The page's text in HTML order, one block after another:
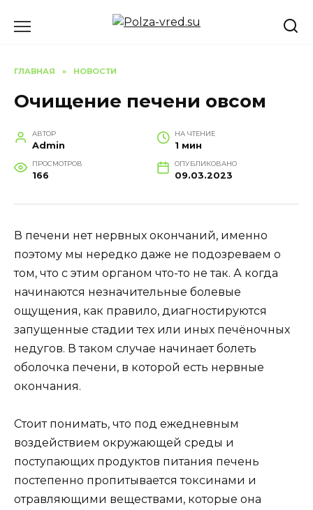
ГЛАВНАЯ » НОВОСТИ
Очищение печени овсом
АВТОР
Admin
НА ЧТЕНИЕ
1 мин
ПРОСМОТРОВ
166
ОПУБЛИКОВАНО
09.03.2023
В печени нет нервных окончаний, именно
поэтому мы нередко даже не подозреваем о
том, что с этим органом что-то не так. А когда
начинаются незначительные болевые
ощущения, как правило, диагностируются
запущенные стадии тех или иных печёночных
недугов. В таком случае начинает болеть
оболочка печени, в которой есть нервные
окончания.
Стоит понимать, что под ежедневным
воздействием окружающей среды и
поступающих продуктов питания печень
постепенно пропитывается токсинами и
отравляющими веществами, которые она